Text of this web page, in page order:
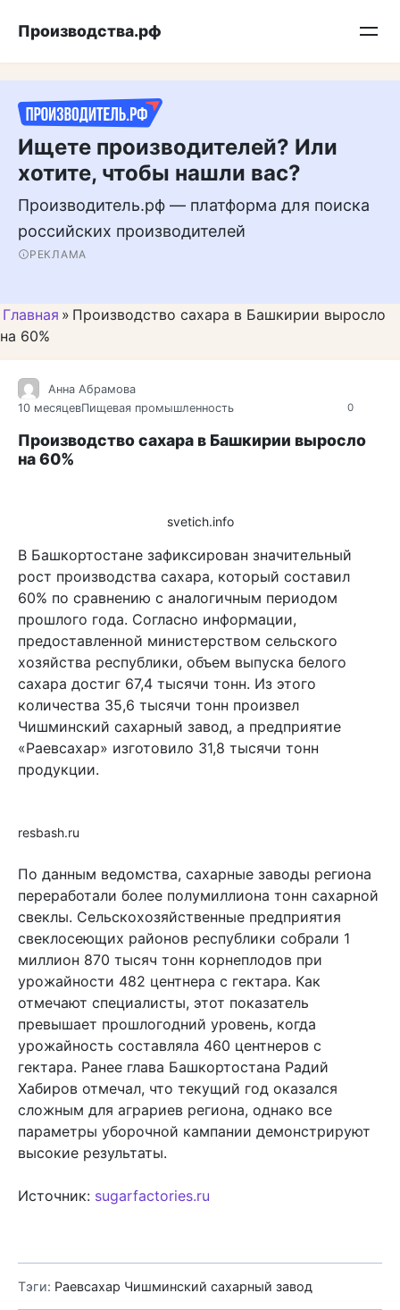
Подписывайтесь на нас в MAX
Производства.рф
Ищете производителей? Или
хотите, чтобы нашли вас?
Производитель.рф — платформа для поиска
российских производителей
РЕКЛАМА
Главная » Производство сахара в Башкирии выросло
на 60%
0
Анна Абрамова
10 месяцевПищевая промышленность
Производство сахара в Башкирии выросло
на 60%
svetich.info
В Башкортостане зафиксирован значительный
рост производства сахара, который составил
60% по сравнению с аналогичным периодом
прошлого года. Согласно информации,
предоставленной министерством сельского
хозяйства республики, объем выпуска белого
сахара достиг 67,4 тысячи тонн. Из этого
количества 35,6 тысячи тонн произвел
Чишминский сахарный завод, а предприятие
«Раевсахар» изготовило 31,8 тысячи тонн
продукции.
resbash.ru
По данным ведомства, сахарные заводы региона
переработали более полумиллиона тонн сахарной
свеклы. Сельскохозяйственные предприятия
свеклосеющих районов республики собрали 1
миллион 870 тысяч тонн корнеплодов при
урожайности 482 центнера с гектара. Как
отмечают специалисты, этот показатель
превышает прошлогодний уровень, когда
урожайность составляла 460 центнеров с
гектара. Ранее глава Башкортостана Радий
Хабиров отмечал, что текущий год оказался
сложным для аграриев региона, однако все
параметры уборочной кампании демонстрируют
высокие результаты.
Источник: sugarfactories.ru
Тэги: Раевсахар Чишминский сахарный завод